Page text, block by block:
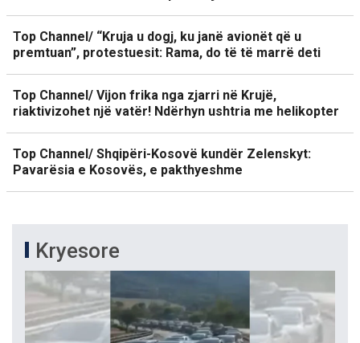
Top Channel/ “Kruja u dogj, ku janë avionët që u
premtuan”, protestuesit: Rama, do të të marrë deti
Top Channel/ Vijon frika nga zjarri në Krujë,
riaktivizohet një vatër! Ndërhyn ushtria me helikopter
Top Channel/ Shqipëri-Kosovë kundër Zelenskyt:
Pavarësia e Kosovës, e pakthyeshme
Kryesore